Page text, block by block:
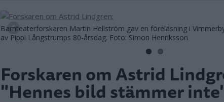
Barnteaterforskaren Martin Hellström gav en föreläsning i
av Pippi Långstrumps 80-årsdag. Foto: Simon Henriksson
Forskaren om Astrid
"Hennes bild stämmer